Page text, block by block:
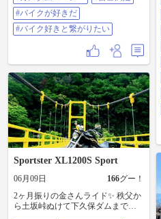
😅www #ハーレー #ダビッドソン #
ハーレーダビッドソン
#harleydavidson #xl1200x #スポーツ
スター #48 #フォーティーエイト #
きだ #バイク好きと繋がりたい
#バイクが好きだ
#バイク好きと繋がりたい
Sportster XL1200S Sport
06月09日 166グー！
2ヶ月振りの金さんライド✨ 秩父か
ら土坂峠ぬけて下久保ダムまで🏍️